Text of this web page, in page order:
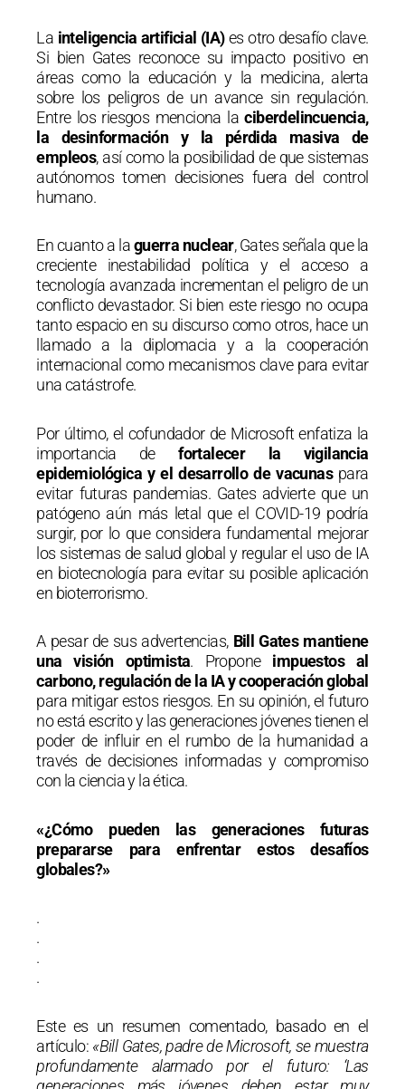
La inteligencia artificial (IA)es otro desafío clave.
Si bien Gates reconoce su impacto positivo en
áreas como la educación y la medicina, alerta
sobre los peligros de un avance sin regulación.
Entre los riesgos menciona laciberdelincuencia,
la desinformación y la pérdida masiva de
empleos, así como la posibilidad de que sistemas
autónomos tomen decisiones fuera del control
humano.
En cuanto a laguerra nuclear, Gates señala que la
creciente inestabilidad política y el acceso a
tecnología avanzada incrementan el peligro de un
conflicto devastador. Si bien este riesgo no ocupa
tanto espacio en su discurso como otros, hace un
llamado a la diplomacia y a la cooperación
internacional como mecanismos clave para evitar
una catástrofe.
Por último, el cofundador de Microsoft enfatiza la
importancia defortalecer la vigilancia
epidemiológica y el desarrollo de vacunaspara
evitar futuras pandemias. Gates advierte que un
patógeno aún más letal que el COVID-19 podría
surgir, por lo que considera fundamental mejorar
los sistemas de salud global y regular el uso de IA
en biotecnología para evitar su posible aplicación
en bioterrorismo.
A pesar de sus advertencias, Bill Gates mantiene
una visión optimista. Propone impuestos al
carbono, regulación de la IA y cooperación global
para mitigar estos riesgos. En su opinión, el futuro
no está escrito y las generaciones jóvenes tienen el
poder de influir en el rumbo de la humanidad a
través de decisiones informadas y compromiso
con la ciencia y la ética.
«¿Cómo pueden las generaciones futuras
prepararse para enfrentar estos desafíos
globales?»
.
.
.
.
Este es un resumen comentado, basado en el
artículo: «Bill Gates, padre de Microsoft, se muestra
profundamente alarmado por el futuro: ‘Las